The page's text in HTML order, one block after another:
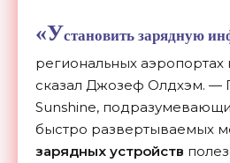
«Установить зарядную
региональных
сказал Джозеф Олдхэм. —
Sunshine,
быстро развертываемых
зарядных устройств